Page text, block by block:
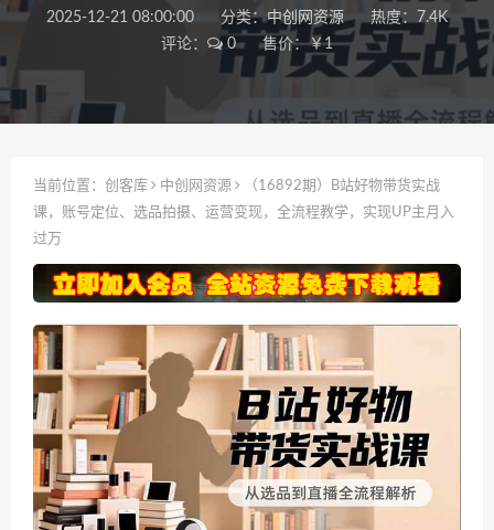
2025-12-21 08:00:00 分类： 中创网资源
热度：7.4K
评论：
0 售价：￥1
当前位置： 创客库 中创网资源
（16892期）B站好物带货实战
课，账号定位、选品拍摄、运营变现，全流程教学，实现UP主月入
过万